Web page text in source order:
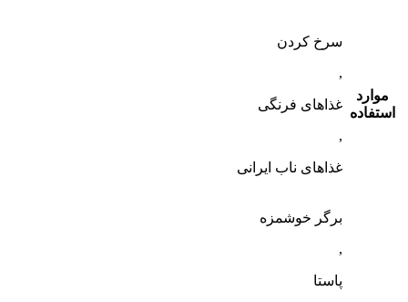
موارد
استفاده
سرخ کردن
,
غذاهای فرنگی
,
غذاهای ناب ایرانی
برگر خوشمزه
,
پاستا